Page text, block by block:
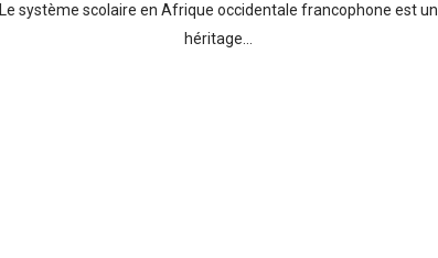
Le système scolaire en Afrique occidentale francophone est un
héritage…